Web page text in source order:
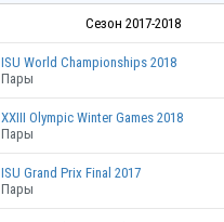
Сезон 2017-2018
ISU World Championships 2018
Пары
XXIII Olympic Winter Games 2018
Пары
ISU Grand Prix Final 2017
Пары